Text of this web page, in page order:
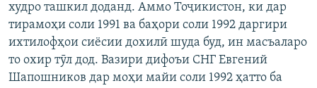
худро ташкил доданд. Аммо Тоҷикистон, ки дар
тирамоҳи соли 1991 ва баҳори соли 1992 даргири
ихтилофҳои сиёсии дохилӣ шуда буд, ин масъаларо
то охир тӯл дод. Вазири дифоъи СНГ Евгений
Шапошников дар моҳи майи соли 1992 ҳатто ба